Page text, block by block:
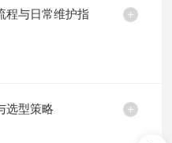
程与日常维护指
选型策略